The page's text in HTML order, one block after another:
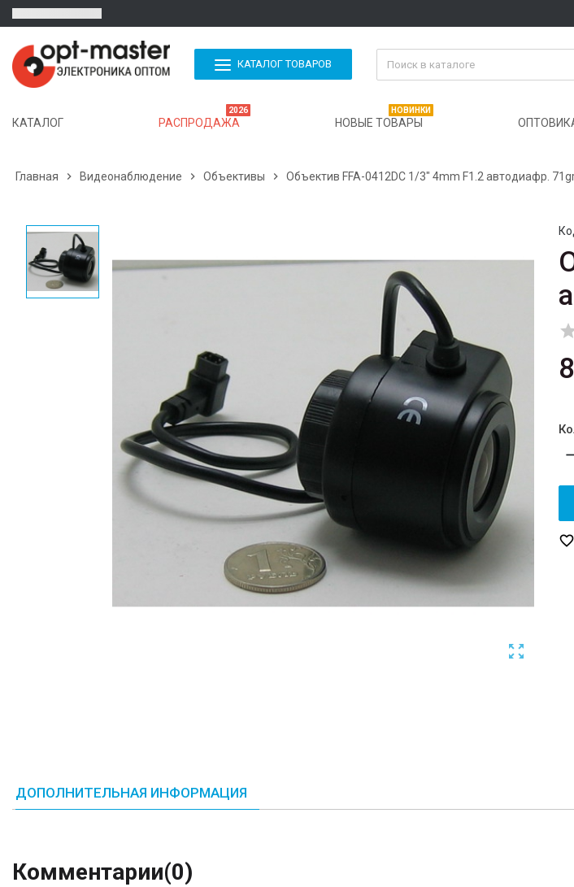
КАТАЛОГ ТОВАРОВ
КАТАЛОГ РАСПРОДАЖА
2026
НОВЫЕ ТОВАРЫ
НОВИНКИ
Главная  Видеонаблюдение  Объективы  Объектив FFA-0412DC 1/3" 4mm F1.2 автодиафр.

favorite_border
ДОПОЛНИТЕЛЬНАЯ ИНФОРМАЦИЯ
Комментарии(0)